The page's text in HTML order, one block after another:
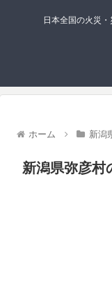
日本全国の火災
ホーム 新潟
新潟県弥彦村